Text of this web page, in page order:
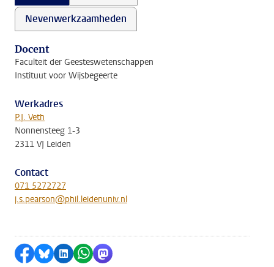
Nevenwerkzaamheden
Docent
Faculteit der Geesteswetenschappen
Instituut voor Wijsbegeerte
Werkadres
P.J. Veth
Nonnensteeg 1-3
2311 VJ Leiden
Contact
071 5272727
j.s.pearson@phil.leidenuniv.nl
Delen op Facebook
Delen via Bluesky
Delen op LinkedIn
Delen via WhatsApp
Delen via Mastodon